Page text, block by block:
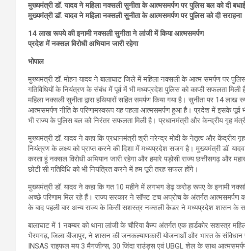
मुख्यमंत्री डॉ. यादव ने महिला नक्सली सुनीता के आत्मसमर्पण पर पुलिस बल को दी बधाई
मुख्यमंत्री डॉ. यादव ने महिला नक्सली सुनीता के आत्मसमर्पण पर पुलिस को दी सराहना
14 लाख रूपये की इनामी नक्सली सुनीता ने लांजी में किया आत्मसमर्पण
प्रदेश में नक्सल विरोधी अभियान जारी रहेगा
भोपाल
मुख्यमंत्री डॉ. मोहन यादव ने बालाघाट जिले में महिला नक्सली के आत्म समर्पण पर
गतिविधियों के नियंत्रण के संबंध में पूर्व में भी मध्यप्रदेश पुलिस को काफी सफलता
महिला नक्सली सुनीता द्वारा हथियारों सहित समर्पण किया गया है। सुनीता पर 14 लाख
आत्मसमर्पण नीति के परिणामस्वरूप यह पहला आत्मसमर्पण हुआ है। प्रदेश में इसके पूर्व
भी राज्य के पुलिस बल को निरंतर सफलता मिली है। प्रधानमंत्री और केन्द्रीय गृह
मुख्यमंत्री डॉ. यादव ने कहा कि प्रधानमंत्री श्री नरेन्द्र मोदी के नेतृत्व और केंद्रीय
नियंत्रण के लक्ष्य को प्राप्त करने की दिशा में मध्यप्रदेश सजग है। मुख्यमंत्री डॉ.
करता हूं नक्सल विरोधी अभियान जारी रहेगा और हमारे पड़ोसी राज्य छत्तीसगढ़ और
छोटी सी गतिविधि को भी नियंत्रित करने में हम पूरी तरह सफल होंगे।
मुख्यमंत्री डॉ. यादव ने कहा कि गत 10 महीने में लगभग डेढ़ करोड़ रूपए के इनामी
अच्छे परिणाम मिल रहे हैं। राज्य सरकार ने सॉफ्ट टच अप्रोच के अंतर्गत आत्मसमर्पण
के बाद पहली बार अन्य राज्य के किसी सशस्त्र नक्सली कैडर ने मध्यप्रदेश शासन के
बालाघाट में 1 नवम्बर को थाना लांजी के चौरिया कैम्प अंतर्गत एक हार्डकोर सशस्त्र
भैरमगढ़, जिला बीजापुर, ने शासन की जनकल्याणकारी योजनाओं और भारत के संविधान
INSAS राइफल मय 3 मैगजीन्स, 30 जिंदा राउंड्स एवं UBGL शेल के साथ